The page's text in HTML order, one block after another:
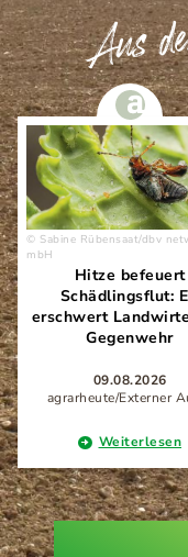
Aus
Sabine Rübensaat/dbv
mbH
Hitze befeuert
Schädlingsflut:
erschwert
Gegenwehr
09.08.2026
agrarheute/Externer
Weiterlesen